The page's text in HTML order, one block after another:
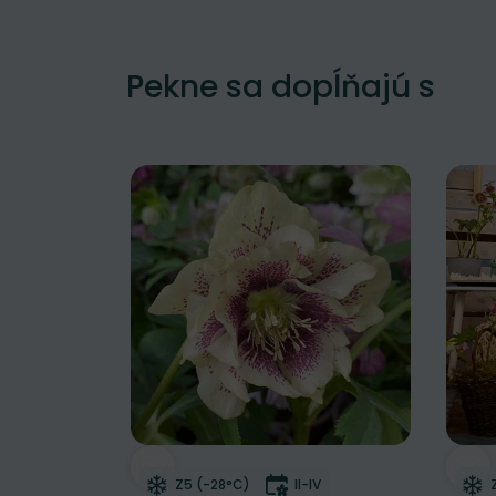
Pekne sa dopĺňajú s
Odober do zoznamu želaní
Mrazuvzdornosť
Z5 (-28°C) Doba kvitnutia
II-IV